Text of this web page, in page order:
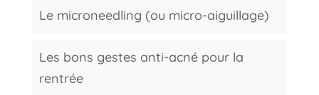
Le microneedling (ou micro-aiguillage)
Les bons gestes anti-acné pour la
rentrée